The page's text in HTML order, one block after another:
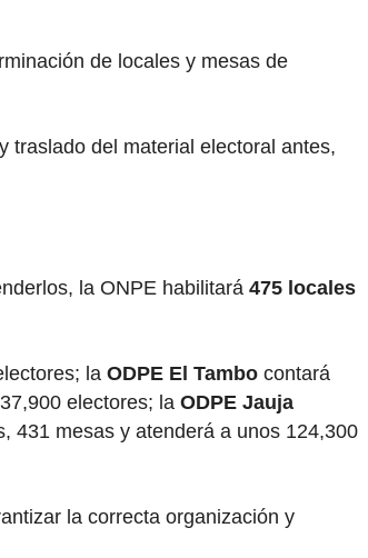
de locales y mesas de
traslado del material electoral antes,
la ONPE habilitará 475 locales
la ODPE El Tambo contará
electores; la ODPE Jauja
431 mesas y atenderá a unos 124,300
la correcta organización y